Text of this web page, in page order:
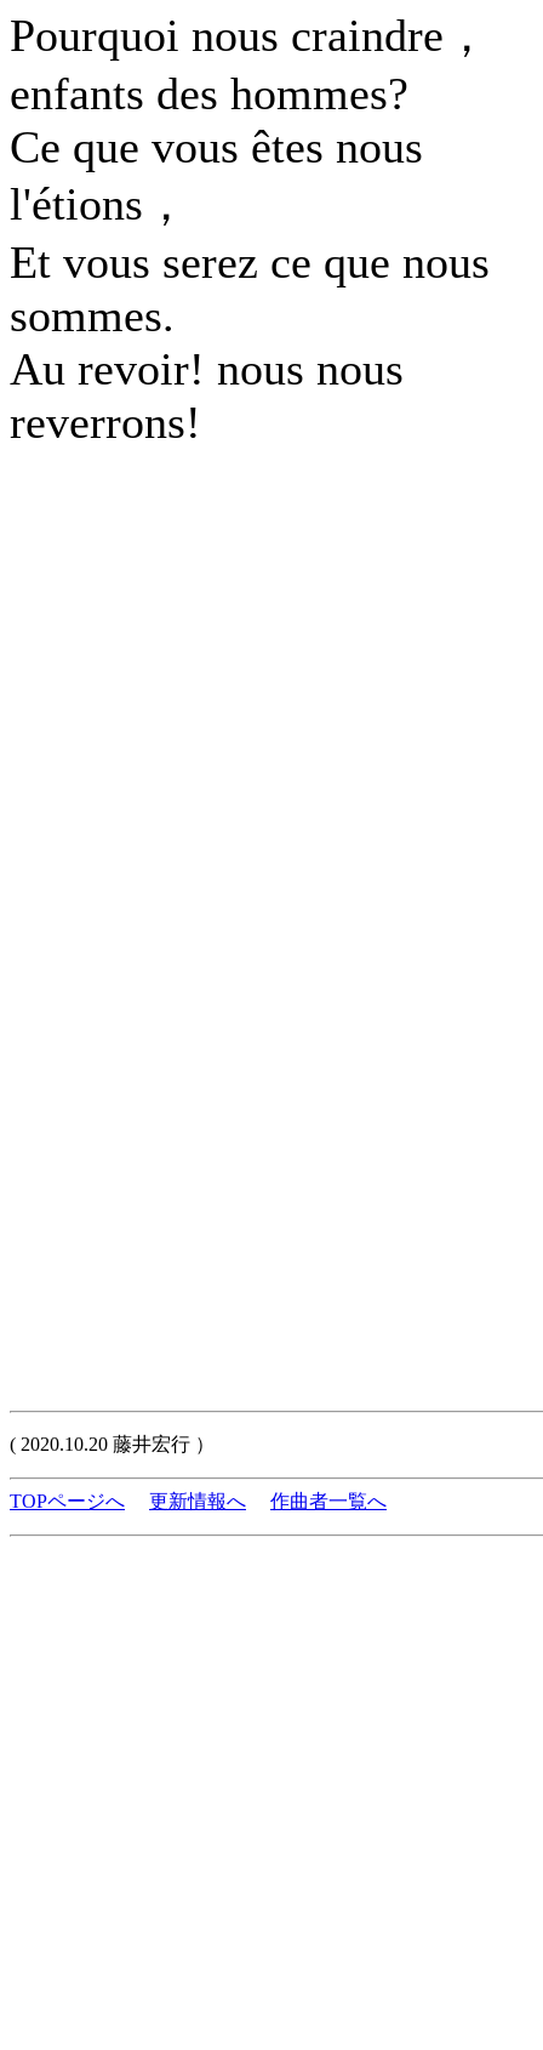
Pourquoi nous craindre，
enfants des hommes?
Ce que vous êtes nous
l'étions，
Et vous serez ce que nous
sommes.
Au revoir! nous nous
reverrons!
( 2020.10.20 藤井宏行 ）
TOPページへ 更新情報へ 作曲者一覧へ